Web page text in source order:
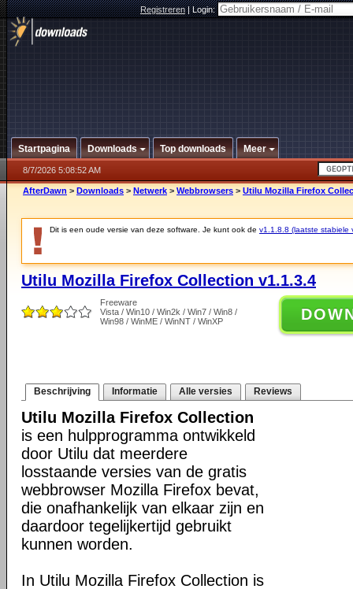
Registreren|Login:
Startpagina Downloads Top downloads Meer
8/7/2026 5:08:52 AM
AfterDawn > Downloads > Netwerk > Webbrowsers > Utilu Mozilla Firefox
Dit is een oude versie van deze software. Je kunt ook de v1.1.8.8 (laatste stabiele
Utilu Mozilla Firefox Collection v1.1.3.4
Freeware
Vista / Win10 / Win2k / Win7 / Win8 /
Win98 / WinME / WinNT / WinXP
Beschrijving Informatie Alle versies Reviews
Utilu Mozilla Firefox Collection
is een hulpprogramma ontwikkeld
door Utilu dat meerdere
losstaande versies van de gratis
webbrowser Mozilla Firefox bevat,
die onafhankelijk van elkaar zijn en
daardoor tegelijkertijd gebruikt
kunnen worden.
In Utilu Mozilla Firefox Collection is